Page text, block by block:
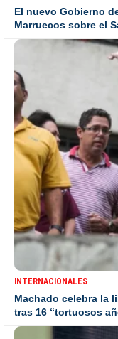
El nuevo Gobierno
Marruecos sobre el
INTERNACIONALES
Machado celebra la
tras 16 “tortuosos